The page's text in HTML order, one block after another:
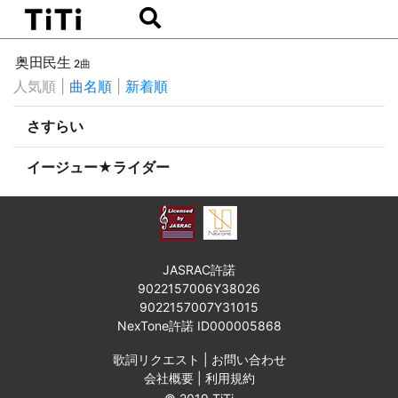
奥田民生2曲
人気順 曲名順 新着順
さすらい
イージュー★ライダー
JASRAC許諾
9022157006Y38026
9022157007Y31015
NexTone許諾 ID000005868
歌詞リクエスト
お問い合わせ
会社概要| 利用規約